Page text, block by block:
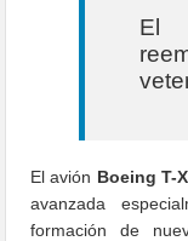
El avión Boeing T-X
avanzada
formación de